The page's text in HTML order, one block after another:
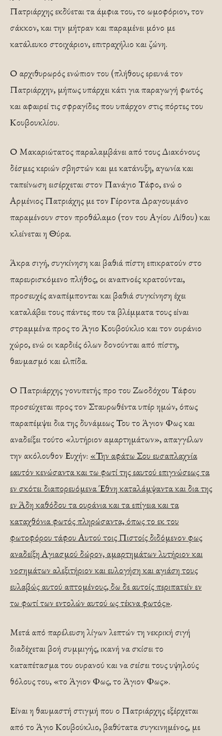
Πατριάρχης εκδύεται τα άμφια του, το ωμοφόριον, τον
σάκκον, και την μήτραν και παραμένει μόνο με
κατάλευκο στοιχάριον, επιτραχήλιο και ζώνη.
Ο αρχιθυρωρός ενώπιον του (πλήθους ερευνά τον
Πατριάρχην, μήπως υπάρχει κάτι για παραγωγή φωτός
και αφαιρεί τις σφραγίδες που υπάρχον στις πόρτες του
Κουβουκλίου.
Ο Μακαριώτατος παραλαμβάνει από τους Διακόνους
δέσμες κεριών σβηστών και με κατάνυξη, αγωνία και
ταπείνωση εισέρχεται στον Πανάγιο Τάφο, ενώ ο
Αρμένιος Πατριάχης με τον Γέροντα Δραγουμάνο
παραμένουν στον προθάλαμο (τον του Αγίου Λίθου) και
κλείνεται η Θύρα.
Άκρα σιγή, συγκίνηση και βαθιά πίστη επικρατούν στο
παρευρισκόμενο πλήθος, οι αναπνοές κρατούνται,
προσευχές αναπέμπονται και βαθιά συγκίνηση έχει
καταλάβει τους πάντες που τα βλέμματα τους είναι
στραμμένα προς το Άγιο Κουβούκλιο και τον ουράνιο
χώρο, ενώ οι καρδιές όλων δονούνται από πίστη,
θαυμασμό και ελπίδα.
Ο Πατριάρχης γονυπετής προ του Ζωοδόχου Τάφου
προσεύχεται προς τον Σταυρωθέντα υπέρ ημών, όπως
παραπέμψει δια της δυνάμεως Του το Άγιον Φως και
αναδείξει τούτο «λυτήριον αμαρτημάτων», απαγγέλων
την ακόλουθον Ευχήν: «Την αφάτω Σου ευσαπλαχνία
εαυτόν κενώσαντα και τω φωτί της εαυτού επιγνώσεως τα
εν σκότει διαπορευόμενα Έθνη καταλάμψαντα και δια της
εν Άδη καθόδου τα ουράνια και τα επίγεια και τα
καταχθόνια φωτός πληρώσαντα, όπως το εκ του
φωτοφόρου τάφου Αυτού τοις Πιστοίς διδόμενον φως
αναδείξη Αγιασμού δώρον, αμαρτημάτων λυτήριον και
νοσημάτων αλεξιτήριον και ευλογήση και αγιάση τους
ευλαβώς αυτού απτομένους, δω δε αυτοίς περιπατείν εν
τω φωτί των εντολών αυτού ως τέκνα φωτός».
Μετά από παρέλευση λίγων λεπτών τη νεκρική σιγή
διαδέχεται βοή συμμιγής, ικανή να σκίσει το
καταπέτασμα του ουρανού και να σείσει τους υψηλούς
θόλους του, «το Άγιον Φως, το Άγιον Φως».
Είναι η θαυμαστή στιγμή που ο Πατριάρχης εξέρχεται
από το Άγιο Κουβούκλιο, βαθύτατα συγκινημένος, με